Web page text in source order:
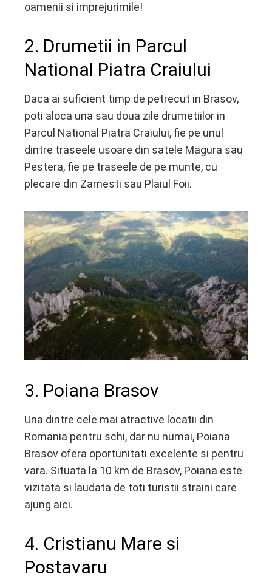
oamenii si imprejurimile!
2. Drumetii in Parcul
National Piatra Craiului
Daca ai suficient timp de petrecut in Brasov,
poti aloca una sau doua zile drumetiilor in
Parcul National Piatra Craiului, fie pe unul
dintre traseele usoare din satele Magura sau
Pestera, fie pe traseele de pe munte, cu
plecare din Zarnesti sau Plaiul Foii.
3. Poiana Brasov
Una dintre cele mai atractive locatii din
Romania pentru schi, dar nu numai, Poiana
Brasov ofera oportunitati excelente si pentru
vara. Situata la 10 km de Brasov, Poiana este
vizitata si laudata de toti turistii straini care
ajung aici.
4. Cristianu Mare si
Postavaru